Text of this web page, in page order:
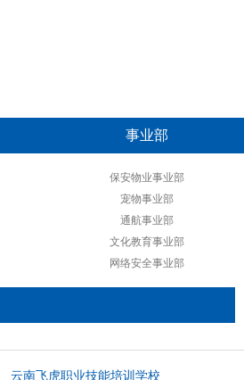
事业部
保安物业事业部
宠物事业部
通航事业部
文化教育事业部
网络安全事业部
云南飞虎职业技能培训学校